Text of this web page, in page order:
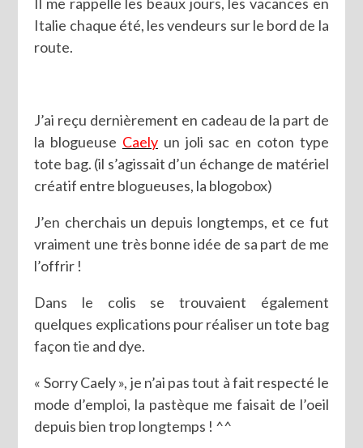
Italie chaque été, les vendeurs sur le bord de la
route.
J’ai reçu dernièrement en cadeau de la part de
la blogueuse Caelyun joli sac en coton type
tote bag. (il s’agissait d’un échange de matériel
créatif entre blogueuses, la blogobox)
J’en cherchais un depuis longtemps, et ce fut
vraiment une très bonne idée de sa part de me
l’offrir !
Dans le colis se trouvaient également
quelques explications pour réaliser un tote bag
façon tie and dye.
« Sorry Caely », je n’ai pas tout à fait respecté le
mode d’emploi, la pastèque me faisait de l’oeil
depuis bien trop longtemps ! ^^